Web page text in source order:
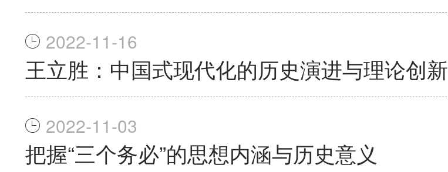
2022-11-16
王立胜：中国式现代化的历史演进与理论创新
2022-11-03
把握“三个务必”的思想内涵与历史意义